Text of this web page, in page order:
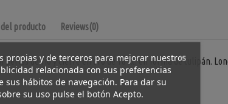
producto Reviews(0)
perlas de río y cierre en oro de 18 kt. en forma de tulipán.
propias y de terceros para mejorar nuestros
relacionada con sus preferencias
sus hábitos de navegación. Para dar su
su uso pulse el botón Acepto.